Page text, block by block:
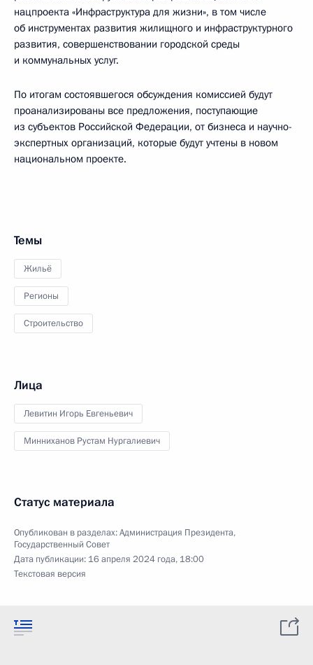
нацпроекта «Инфраструктура для жизни», в том числе
об инструментах развития жилищного и инфраструктурного
развития, совершенствовании городской среды
и коммунальных услуг.
По итогам состоявшегося обсуждения комиссией будут
проанализированы все предложения, поступающие
из субъектов Российской Федерации, от бизнеса и научно-
экспертных организаций, которые будут учтены в новом
национальном проекте.
Темы
Жильё
Регионы
Строительство
Лица
Левитин Игорь Евгеньевич
Минниханов Рустам Нургалиевич
Статус материала
Опубликован в разделах:Администрация Президента,
Государственный Совет
Дата публикации: 16 апреля 2024 года, 18:00
Текстовая версия